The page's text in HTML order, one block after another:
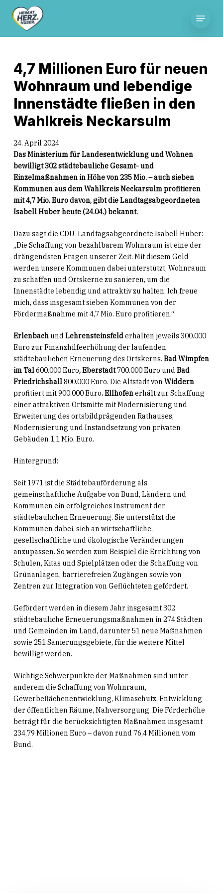
content
4,7 Millionen Euro für neuen
Wohnraum und lebendige
Innenstädte fließen in den
Wahlkreis Neckarsulm
24. April 2024
Das Ministerium für Landesentwicklung und Wohnen
bewilligt 302 städtebauliche Gesamt- und
Einzelmaßnahmen in Höhe von 235 Mio. – auch sieben
Kommunen aus dem Wahlkreis Neckarsulm profitieren
mit 4,7 Mio. Euro davon, gibt die Landtagsabgeordneten
Isabell Huber heute (24.04.) bekannt.
Dazu sagt die CDU-Landtagsabgeordnete Isabell Huber:
„Die Schaffung von bezahlbarem Wohnraum ist eine der
drängendsten Fragen unserer Zeit. Mit diesem Geld
werden unsere Kommunen dabei unterstützt, Wohnraum
zu schaffen und Ortskerne zu sanieren, um die
Innenstädte lebendig und attraktiv zu halten. Ich freue
mich, dass insgesamt sieben Kommunen von der
Fördermaßnahme mit 4,7 Mio. Euro profitieren.“
Erlenbachund Lehrensteinsfelderhalten jeweils 300.000
Euro zur Finanzhilfeerhöhung der laufenden
städtebaulichen Erneuerung des Ortskerns. Bad Wimpfen
im Tal600.000 Euro, Eberstadt700.000 Euro und Bad
Friedrichshall800.000 Euro. Die Altstadt von Widdern
profitiert mit 900.000 Euro.Ellhofenerhält zur Schaffung
einer attraktiven Ortsmitte mit Modernisierung und
Erweiterung des ortsbildprägenden Rathauses,
Modernisierung und Instandsetzung von privaten
Gebäuden 1,1 Mio. Euro.
Hintergrund:
Seit 1971 ist die Städtebauförderung als
gemeinschaftliche Aufgabe von Bund, Ländern und
Kommunen ein erfolgreiches Instrument der
städtebaulichen Erneuerung. Sie unterstützt die
Kommunen dabei, sich an wirtschaftliche,
gesellschaftliche und ökologische Veränderungen
anzupassen. So werden zum Beispiel die Errichtung von
Schulen, Kitas und Spielplätzen oder die Schaffung von
Grünanlagen, barrierefreien Zugängen sowie von
Zentren zur Integration von Geflüchteten gefördert.
Gefördert werden in diesem Jahr insgesamt 302
städtebauliche Erneuerungsmaßnahmen in 274 Städten
und Gemeinden im Land, darunter 51 neue Maßnahmen
sowie 251 Sanierungsgebiete, für die weitere Mittel
bewilligt werden.
Wichtige Schwerpunkte der Maßnahmen sind unter
anderem die Schaffung von Wohnraum,
Gewerbeflächenentwicklung, Klimaschutz, Entwicklung
der öffentlichen Räume, Nahversorgung. Die Förderhöhe
beträgt für die berücksichtigten Maßnahmen insgesamt
234,79 Millionen Euro – davon rund 76,4 Millionen vom
Bund.